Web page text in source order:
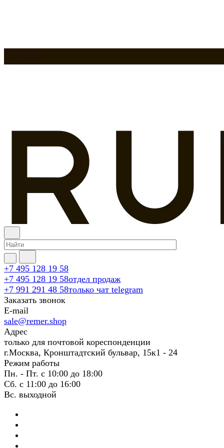
+7 495 128 19 58
+7 495 128 19 58отдел продаж
+7 991 291 48 58только чат telegram
Заказать звонок
E-mail
sale@remer.shop
Адрес
только для почтовой кореспонденции
г.Москва, Кронштадтский бульвар, 15к1 - 24
Режим работы
Пн. - Пт. с 10:00 до 18:00
Сб. с 11:00 до 16:00
Вс. выходной